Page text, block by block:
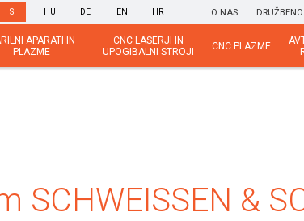
SI HU DE EN HR O NAS
APARATI IN
PLAZME
CNC LASERJI IN
UPOGIBALNI STROJI
CNC PLAZME
SCHWEISSEN &